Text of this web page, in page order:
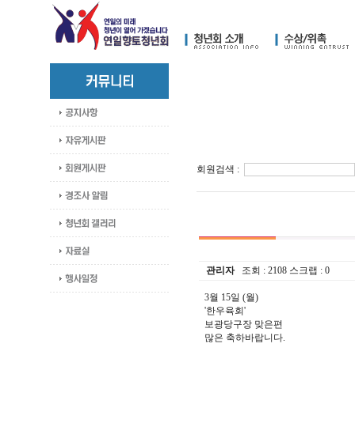
회원검색 :
관리자조회 : 2108 스크랩 : 0
3월 15일 (월)
'한우육회'
보광당구장 맞은편
많은 축하바랍니다.